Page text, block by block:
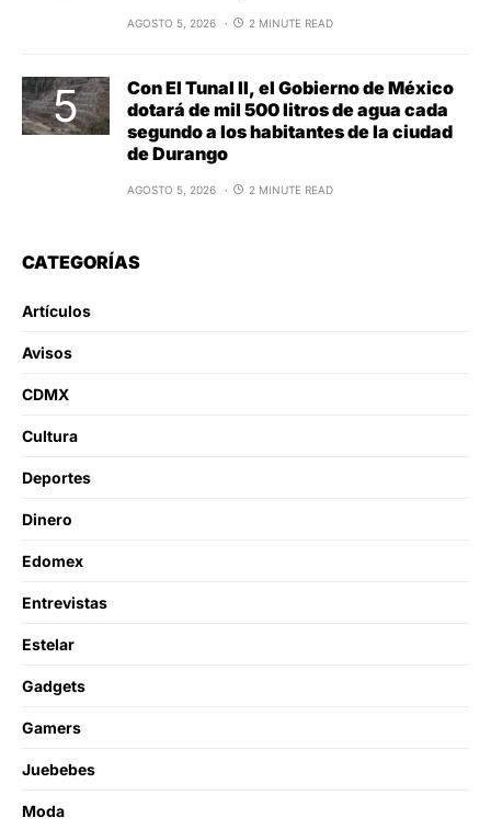
AGOSTO 5, 2026 2 MINUTE READ
Con El Tunal II, el Gobierno de México
dotará de mil 500 litros de agua cada
segundo a los habitantes de la ciudad
de Durango
AGOSTO 5, 2026 2 MINUTE READ
CATEGORÍAS
Artículos
Avisos
CDMX
Cultura
Deportes
Dinero
Edomex
Entrevistas
Estelar
Gadgets
Gamers
Juebebes
Moda